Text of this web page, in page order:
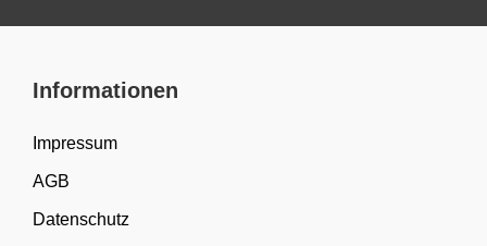
Informationen
Impressum
AGB
Datenschutz